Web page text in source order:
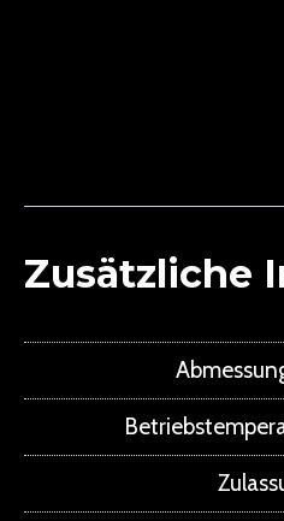
Zusätzliche